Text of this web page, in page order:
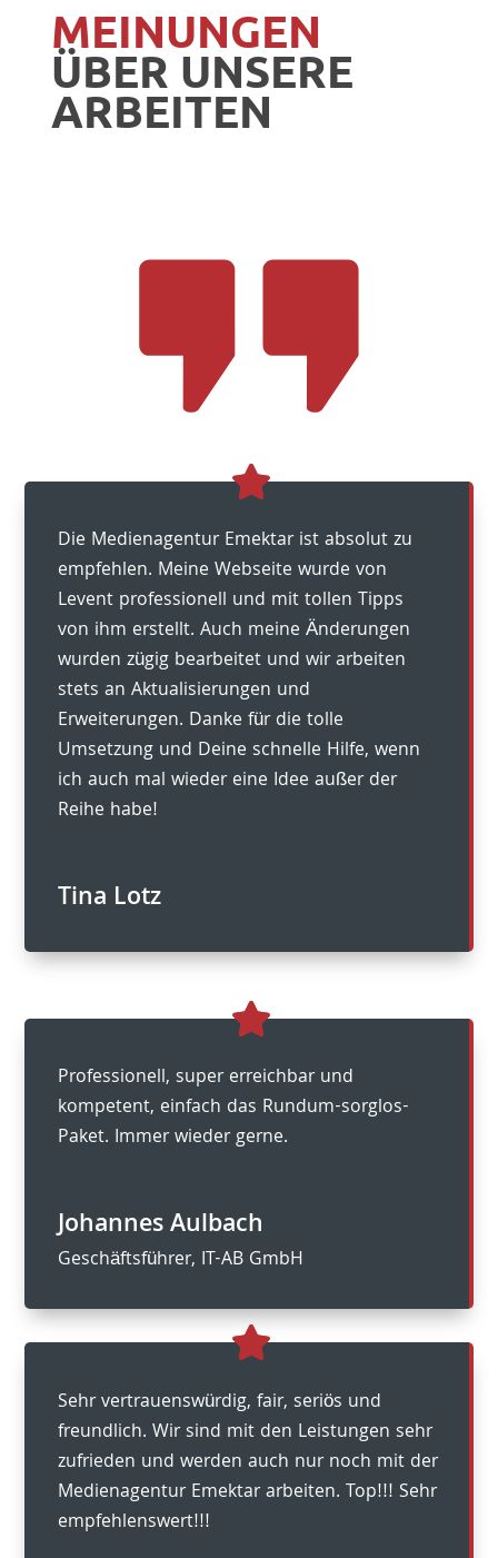
MEINUNGEN
ÜBER UNSERE
ARBEITEN
Die Medienagentur Emektar ist absolut zu
empfehlen. Meine Webseite wurde von
Levent professionell und mit tollen Tipps
von ihm erstellt. Auch meine Änderungen
wurden zügig bearbeitet und wir arbeiten
stets an Aktualisierungen und
Erweiterungen. Danke für die tolle
Umsetzung und Deine schnelle Hilfe, wenn
ich auch mal wieder eine Idee außer der
Reihe habe!
Tina Lotz
Professionell, super erreichbar und
kompetent, einfach das Rundum-sorglos-
Paket. Immer wieder gerne.
Johannes Aulbach
Geschäftsführer, IT-AB GmbH
Sehr vertrauenswürdig, fair, seriös und
freundlich. Wir sind mit den Leistungen sehr
zufrieden und werden auch nur noch mit der
Medienagentur Emektar arbeiten. Top!!! Sehr
empfehlenswert!!!